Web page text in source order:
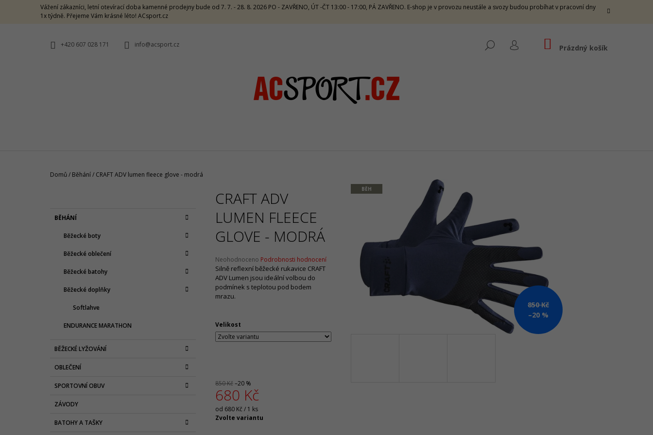
Vážení zákazníci, letní otevírací doba kamenné prodejny bude od 7. 7. - 28. 8. 2026 PO - ZAVŘENO, ÚT -ČT 13:00 - 17:00, PÁ ZAVŘENO. E-shop je v provozu neustále a svozy budou probíhat v pracovní dny
1x týdně. Přejeme Vám krásné léto! ACsport.cz
+420 607 028 171 info@acsport.cz HLEDAT
PŘIHLÁŠENÍ
NÁKUPNÍ
KOŠÍK
Prázdný košík
Domů/ Běhání/ CRAFT ADV lumen fleece glove - modrá
kategorie
BĚHÁNÍ
Běžecké boty
Běžecké oblečení
Běžecké batohy
Běžecké doplňky
Softlahve
ENDURANCE MARATHON
BĚŽECKÉ LYŽOVÁNÍ
OBLEČENÍ
SPORTOVNÍ OBUV
ZÁVODY
BATOHY A TAŠKY
CRAFT ADV
LUMEN FLEECE
GLOVE - MODRÁ
Průměrné
hodnocení
produktu
je
0,0
hvězdiček.
Neohodnoceno Podrobnosti hodnocení
BĚH
850 Kč
–20 %
Silně reflexní běžecké rukavice CRAFT
ADV Lumen jsou ideální volbou do
podmínek s teplotou pod bodem
mrazu.
Velikost
850 Kč–20 %
680 Kč
Měrná
cena:
od 680 Kč / 1 ks
Zvolte variantu
ZPĚT
ZPĚT
HLEDAT
1 190 Kč
SALMING RECOIL PRIME 2 UNISEX -
2 099 Kč
Původně: 4 199 Kč
CRAZY SINGLET THUNDER M -
CARAMELLO
Původně: